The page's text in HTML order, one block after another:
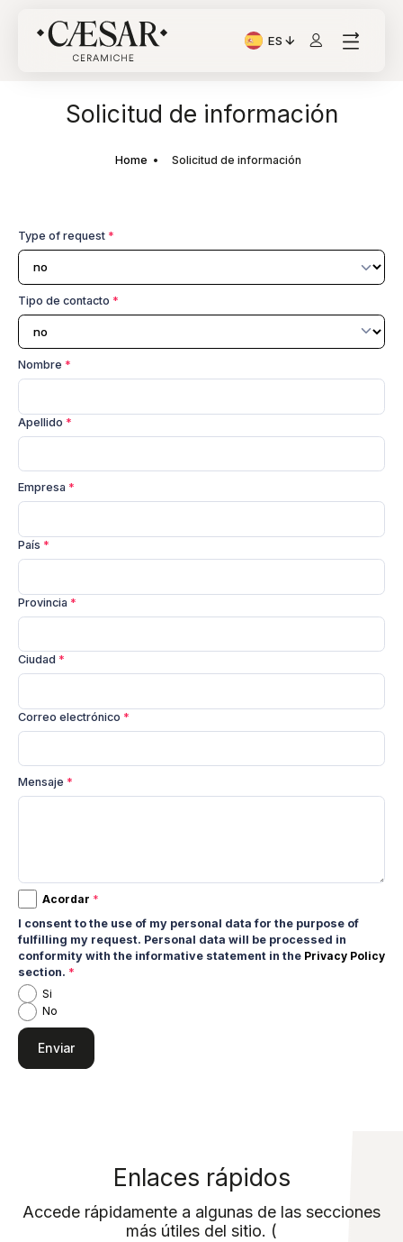
ES
Idioma actual: Italiano
Solicitud de información
Home Solicitud de información
Type of request *
Tipo de contacto *
Nombre *
Apellido *
Empresa *
País *
Provincia *
Ciudad *
Correo electrónico *
Mensaje *
Acordar *
I consent to the use of my personal data for the purpose of
fulfilling my request. Personal data will be processed in
conformity with the informative statement in the Privacy Policy
section. *
Si
No
Enlaces rápidos
Accede rápidamente a algunas de las secciones
más útiles del sitio. (